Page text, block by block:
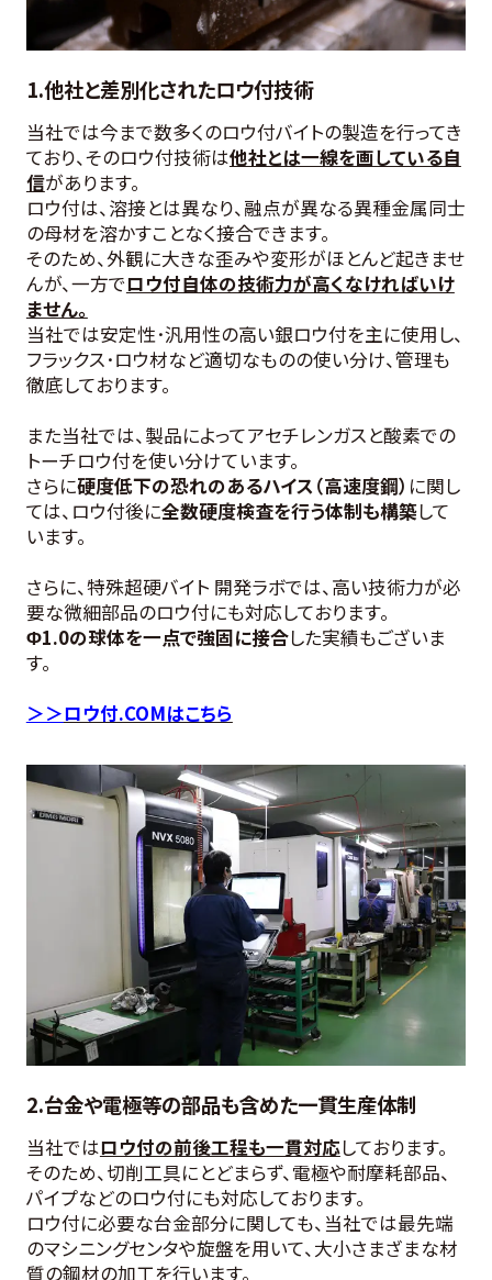
1.他社と差別化されたロウ付技術
当社では今まで数多くのロウ付バイトの製造を行ってき
ており、そのロウ付技術は他社とは一線を画している自
信があります。
ロウ付は、溶接とは異なり、融点が異なる異種金属同士
の母材を溶かすことなく接合できます。
そのため、外観に大きな歪みや変形がほとんど起きませ
んが、一方でロウ付自体の技術力が高くなければいけ
ません。
当社では安定性･汎用性の高い銀ロウ付を主に使用し、
フラックス･ロウ材など適切なものの使い分け、管理も
徹底しております。
また当社では、製品によってアセチレンガスと酸素での
トーチロウ付を使い分けています。
さらに硬度低下の恐れのあるハイス（高速度鋼） に関し
ては、ロウ付後に全数硬度検査を行う体制も構築して
います。
さらに、特殊超硬バイト 開発ラボでは、高い技術力が必
要な微細部品のロウ付にも対応しております。
Φ1.0の球体を一点で強固に接合した実績もございま
す。
＞＞ロウ付.COMはこちら
2.台金や電極等の部品も含めた一貫生産体制
当社ではロウ付の前後工程も一貫対応しております。
そのため、切削工具にとどまらず、電極や耐摩耗部品、
パイプなどのロウ付にも対応しております。
ロウ付に必要な台金部分に関しても、当社では最先端
のマシニングセンタや旋盤を用いて、大小さまざまな材
質の鋼材の加工を行います。